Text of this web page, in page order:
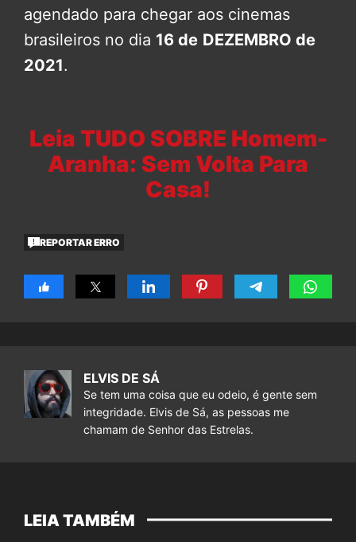
agendado para chegar aos cinemas
brasileiros no dia 16 de DEZEMBRO de
2021.
Leia TUDO SOBRE Homem-
Aranha: Sem Volta Para
Casa!
REPORTAR ERRO
ELVIS DE SÁ
Se tem uma coisa que eu odeio, é gente sem
integridade. Elvis de Sá, as pessoas me
chamam de Senhor das Estrelas.
LEIA TAMBÉM